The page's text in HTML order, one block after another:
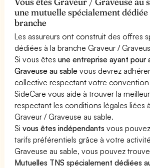
une mutuelle spécialement
branche
Les assureurs ont construit des offres
dédiées à la branche Graveur /
Si vous êtesune entreprise ayant pour
Graveuse au sable vous devrez
collective respectant votre
SideCare vous aide à trouver la
respectant les conditions légales liées
Graveur / Graveuse au sable.
Sivous êtes indépendants vous
tarifs préférentiels grâce à votre
Graveuse au sable, vous pouvez
Mutuelles TNS spécialement dédiées